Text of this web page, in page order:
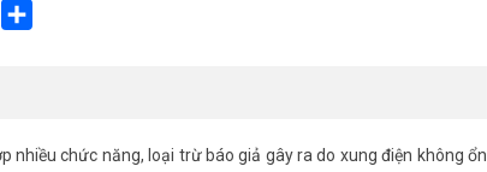
Email
nhiều chức năng, loại trừ báo giả gây ra do xung điện không ổn